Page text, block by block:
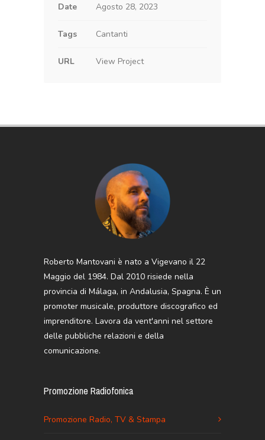
Date Agosto 28, 2023
Tags Cantanti
URL View Project
Roberto Mantovani è nato a Vigevano il 22
Maggio del 1984. Dal 2010 risiede nella
provincia di Málaga, in Andalusia, Spagna. È un
promoter musicale, produttore discografico ed
imprenditore. Lavora da vent'anni nel settore
delle pubbliche relazioni e della
comunicazione.
Promozione Radiofonica
Promozione Radio, TV & Stampa